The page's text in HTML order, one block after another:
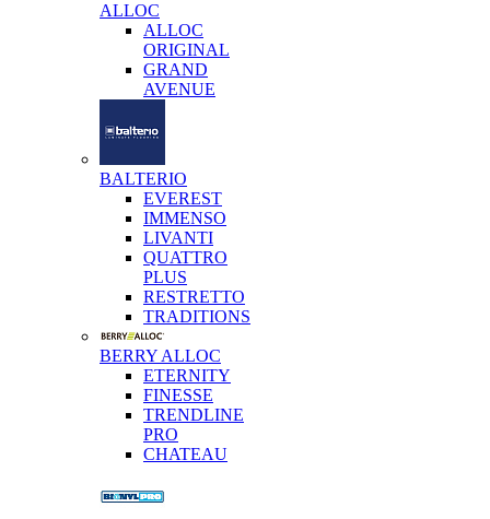
ALLOC
ALLOC
ORIGINAL
GRAND
AVENUE
BALTERIO
EVEREST
IMMENSO
LIVANTI
QUATTRO
PLUS
RESTRETTO
TRADITIONS
BERRY ALLOC
ETERNITY
FINESSE
TRENDLINE
PRO
CHATEAU